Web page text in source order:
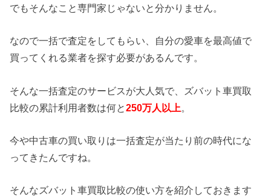
でもそんなこと専門家じゃないと分かりません。
なので一括で査定をしてもらい、自分の愛車を最高値で
買ってくれる業者を探す必要があるんです。
そんな一括査定のサービスが大人気で、ズバット車買取
比較の累計利用者数は何と250万人以上。
今や中古車の買い取りは一括査定が当たり前の時代にな
ってきたんですね。
そんなズバット車買取比較の使い方を紹介しておきます